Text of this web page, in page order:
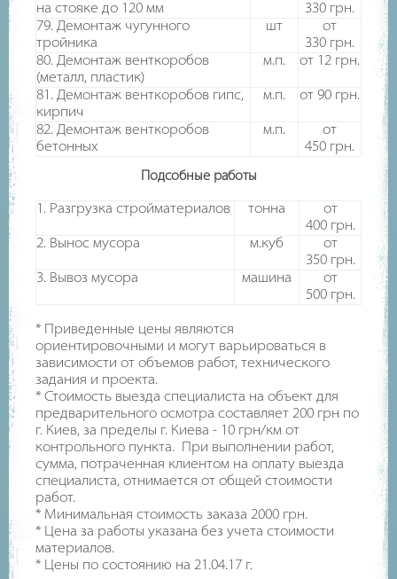
на стояке до 120 мм
330 грн.
79. Демонтаж чугунного
тройника
шт
от
330 грн.
80. Демонтаж венткоробов
(металл, пластик)
м.п. от 12 грн.
81. Демонтаж венткоробов гипс,
кирпич
м.п. от 90 грн.
82. Демонтаж венткоробов
бетонных
м.п.
от
450 грн.
Подсобные работы
1. Разгрузка стройматериалов тонна
от
400 грн.
2. Вынос мусора
м.куб
от
350 грн.
3. Вывоз мусора
машина
от
500 грн.
* Приведенные цены являются
ориентировочными и могут варьироваться в
зависимости от объемов работ, технического
задания и проекта.
* Стоимость выезда специалиста на объект для
предварительного осмотра составляет 200 грн по
г. Киев, за пределы г. Киева - 10 грн/км от
контрольного пункта. При выполнении работ,
сумма, потраченная клиентом на оплату выезда
специалиста, отнимается от общей стоимости
работ.
* Минимальная стоимость заказа 2000 грн.
* Цена за работы указана без учета стоимости
материалов.
* Цены по состоянию на 21.04.17 г.